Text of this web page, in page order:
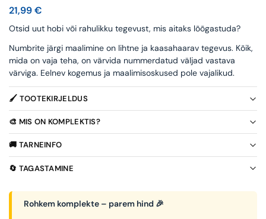
21,99€
Otsid uut hobi või rahulikku tegevust, mis aitaks lõõgastuda?
Numbrite järgi maalimine on lihtne ja kaasahaarav tegevus. Kõik,
mida on vaja teha, on värvida nummerdatud väljad vastava
värviga. Eelnev kogemus ja maalimisoskused pole vajalikud.
🖌️ TOOTEKIRJELDUS
🎨 MIS ON KOMPLEKTIS?
🚚 TARNEINFO
🔄 TAGASTAMINE
Rohkem komplekte – parem hind 🎉